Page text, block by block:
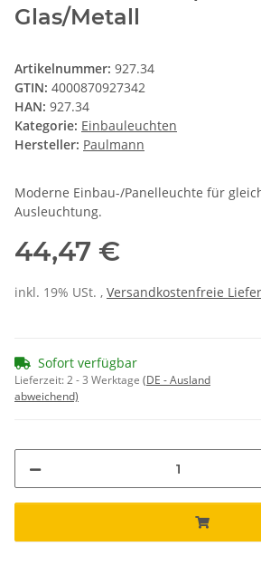
Glas/Metall
Artikelnummer: 927.34
GTIN: 4000870927342
HAN: 927.34
Kategorie: Einbauleuchten
Hersteller: Paulmann
Moderne Einbau-/Panelleuchte für
Ausleuchtung.
44,47 €
inkl. 19% USt. , Versandkostenfreie
Sofort verfügbar
Lieferzeit:2 - 3 Werktage (DE - Ausland
abweichend)